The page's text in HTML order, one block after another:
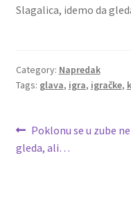
Slagalica, idemo da
Category: Napredak
Tags: glava, igra, igračke,
Post
navigation
Previous
post:
Poklonu se u zube ne
gleda, ali…